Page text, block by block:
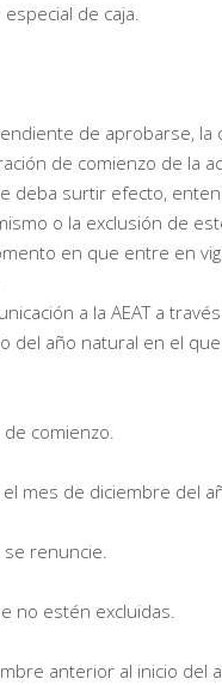
de caja.
de aprobarse,
de comienzo de la
deba surtir efecto,
o la exclusión de
en que entre en
a la AEAT a
del año natural en el
de comienzo.
mes de diciembre del
renuncie.
no estén excluidas.
anterior al inicio